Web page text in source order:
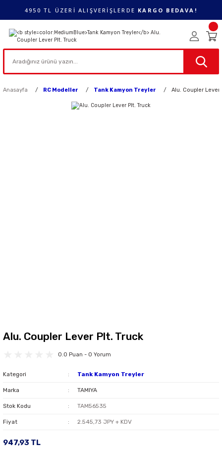
4950 TL ÜZERİ ALIŞVERİŞLERDE KARGO BEDAVA!
Anasayfa RC Modeller Tank Kamyon Treyler Alu. Coupler Lever
Alu. Coupler Lever Plt. Truck
0.0 Puan - 0 Yorum
Kategori Tank Kamyon Treyler
Marka TAMIYA
Stok Kodu TAM56535
Fiyat 2.545,73 JPY + KDV
947,93 TL